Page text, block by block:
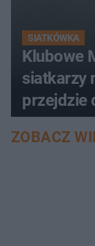
SIATKÓWKA
Klubowe
siatkarzy
przejdzie
ZOBACZ